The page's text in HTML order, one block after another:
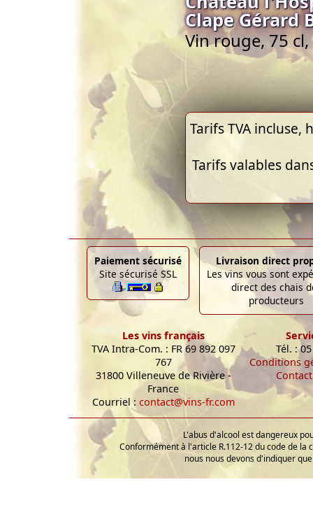
Clape Gérard
Vin rouge, 75
Tarifs TVA
Tarifs valables
Paiement sécurisé
Site sécurisé SSL
Livraison direct
Les vins vous sont
direct des chais
producteurs
Les vins français
TVA Intra-Com. : FR 69 892 097
767
31800 Villeneuve de Rivière -
France
Courriel : contact@vins-fr.com
Tél. :
Conditions
Contact
L'abus d'alcool est dangereux
Conformément à l'article R.112-12 du code de la
nous nous devons d'indiquer